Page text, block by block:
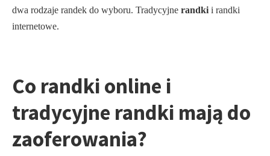
dwa rodzaje randek do wyboru. Tradycyjne randki i randki
internetowe.
Co randki online i
tradycyjne randki mają do
zaoferowania?